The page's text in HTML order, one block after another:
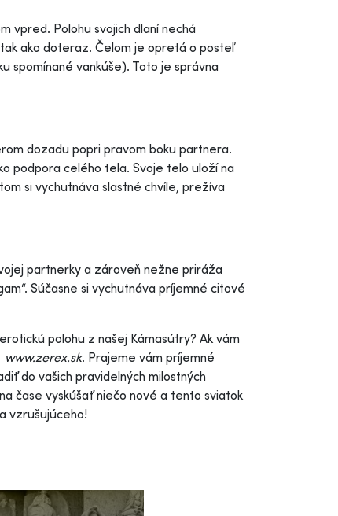
vpred. Polohu svojich dlaní nechá
ako doteraz. Čelom je opretá o posteľ
spomínané vankúše). Toto je správna
dozadu popri pravom boku partnera.
podpora celého tela. Svoje telo uloží na
si vychutnáva slastné chvíle, prežíva
partnerky a zároveň nežne priráža
Súčasne si vychutnáva príjemné citové
polohu z našej Kámasútry? Ak vám
www.zerex.sk. Prajeme vám príjemné
do vašich pravidelných milostných
čase vyskúšať niečo nové a tento sviatok
vzrušujúceho!